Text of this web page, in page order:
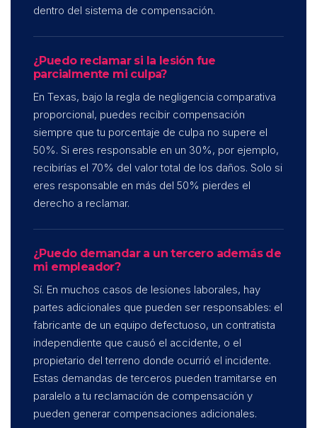
dentro del sistema de compensación.
¿Puedo reclamar si la lesión fue
parcialmente mi culpa?
En Texas, bajo la regla de negligencia comparativa
proporcional, puedes recibir compensación
siempre que tu porcentaje de culpa no supere el
50%. Si eres responsable en un 30%, por ejemplo,
recibirías el 70% del valor total de los daños. Solo si
eres responsable en más del 50% pierdes el
derecho a reclamar.
¿Puedo demandar a un tercero además de
mi empleador?
Sí. En muchos casos de lesiones laborales, hay
partes adicionales que pueden ser responsables: el
fabricante de un equipo defectuoso, un contratista
independiente que causó el accidente, o el
propietario del terreno donde ocurrió el incidente.
Estas demandas de terceros pueden tramitarse en
paralelo a tu reclamación de compensación y
pueden generar compensaciones adicionales.